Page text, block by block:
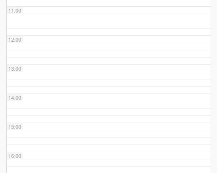
11:00
12:00
13:00
14:00
15:00
16:00